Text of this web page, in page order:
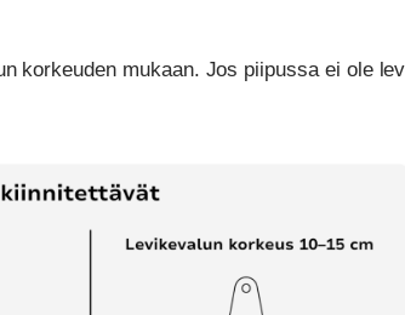
korkeuden mukaan. Jos piipussa ei ole